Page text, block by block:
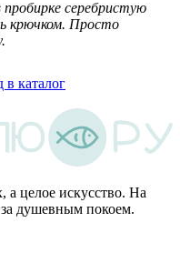
пробирке серебристую
крючком. Просто
в каталог
а целое искусство. На
душевным покоем.